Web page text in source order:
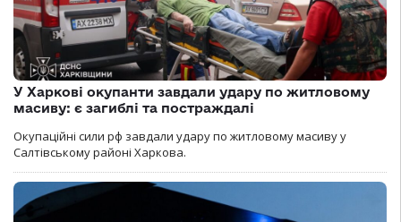
У Харкові окупанти завдали удару по житловому
масиву: є загиблі та постраждалі
Окупаційні сили рф завдали удару по житловому масиву у
Салтівському районі Харкова.